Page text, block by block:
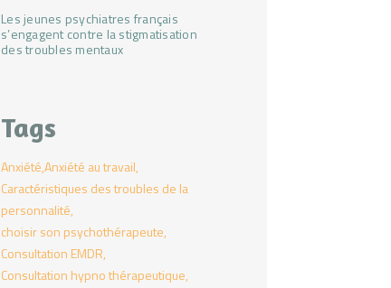
Les jeunes psychiatres français
s’engagent contre la stigmatisation
des troubles mentaux
Tags
AnxiétéAnxiété au travail
Caractéristiques des troubles de la
personnalité
choisir son psychothérapeute
Consultation EMDR
Consultation hypno thérapeutique